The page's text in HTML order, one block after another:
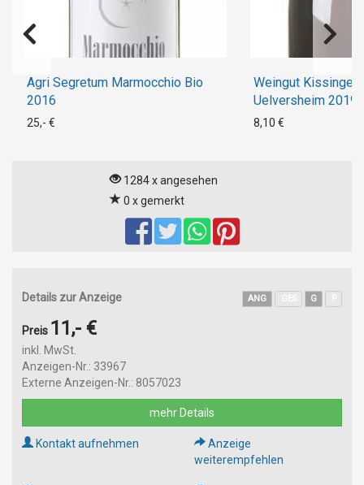
Agri Segretum Marmocchio Bio
2016
25,- €
Weingut Kissinger
Uelversheim 2019
8,10 €
1284 x angesehen
0 x gemerkt
Details zur Anzeige ANG G
Preis 11,- €
inkl. MwSt.
Anzeigen-Nr.: 33967
Externe Anzeigen-Nr.: 8057023
mehr Details
Kontakt aufnehmen
Anzeige
weiterempfehlen